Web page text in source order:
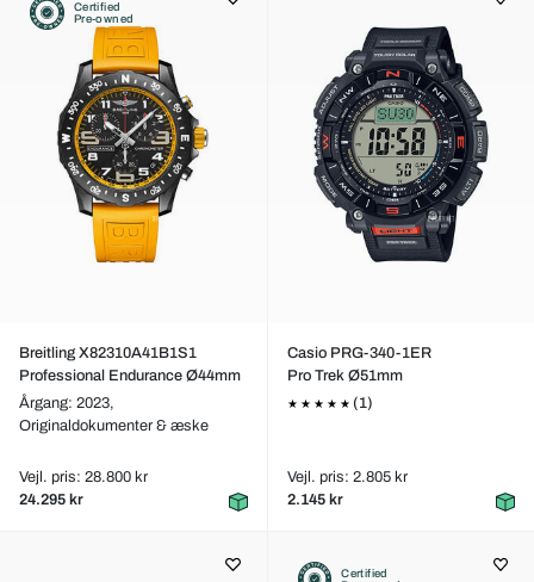
Certified
Pre-owned
Breitling X82310A41B1S1
Professional Endurance Ø44mm
Årgang: 2023,
Originaldokumenter & æske
Vejl. pris: 28.800 kr
24.295 kr
Casio PRG-340-1ER
Pro Trek Ø51mm
(1)
Vejl. pris: 2.805 kr
2.145 kr
Certified